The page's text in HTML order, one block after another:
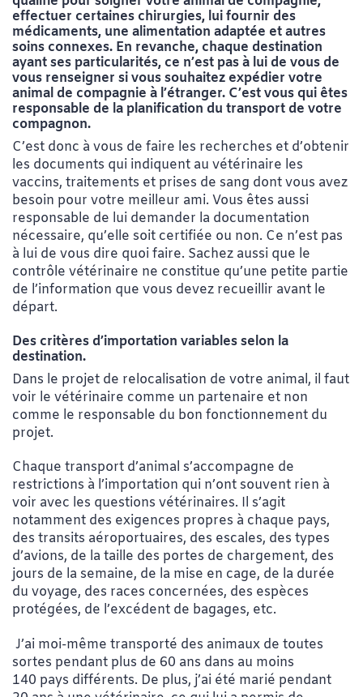
effectuer certaines chirurgies, lui fournir des
médicaments, une alimentation adaptée et autres
soins connexes. En revanche, chaque destination
ayant ses particularités, ce n’est pas à lui de vous de
vous renseigner si vous souhaitez expédier votre
animal de compagnie à l’étranger. C’est vous qui êtes
responsable de la planification du transport de votre
compagnon.
C’est donc à vous de faire les recherches et d’obtenir
les documents qui indiquent au vétérinaire les
vaccins, traitements et prises de sang dont vous avez
besoin pour votre meilleur ami. Vous êtes aussi
responsable de lui demander la documentation
nécessaire, qu’elle soit certifiée ou non. Ce n’est pas
à lui de vous dire quoi faire. Sachez aussi que le
contrôle vétérinaire ne constitue qu’une petite partie
de l’information que vous devez recueillir avant le
départ.
Des critères d’importation variables selon la
destination.
Dans le projet de relocalisation de votre animal, il faut
voir le vétérinaire comme un partenaire et non
comme le responsable du bon fonctionnement du
projet.
Chaque transport d’animal s’accompagne de
restrictions à l’importation qui n’ont souvent rien à
voir avec les questions vétérinaires. Il s’agit
notamment des exigences propres à chaque pays,
des transits aéroportuaires, des escales, des types
d’avions, de la taille des portes de chargement, des
jours de la semaine, de la mise en cage, de la durée
du voyage, des races concernées, des espèces
protégées, de l’excédent de bagages, etc.
J’ai moi-même transporté des animaux de toutes
sortes pendant plus de 60 ans dans au moins
140 pays différents. De plus, j’ai été marié pendant